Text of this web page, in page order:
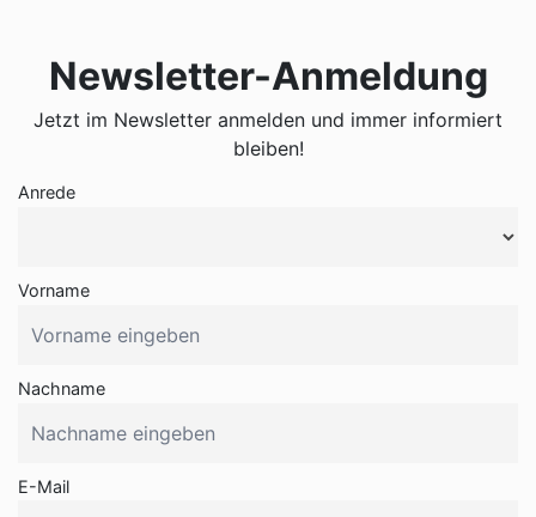
Newsletter-Anmeldung
Jetzt im Newsletter anmelden und immer informiert
bleiben!
Anrede
Vorname
Nachname
E-Mail